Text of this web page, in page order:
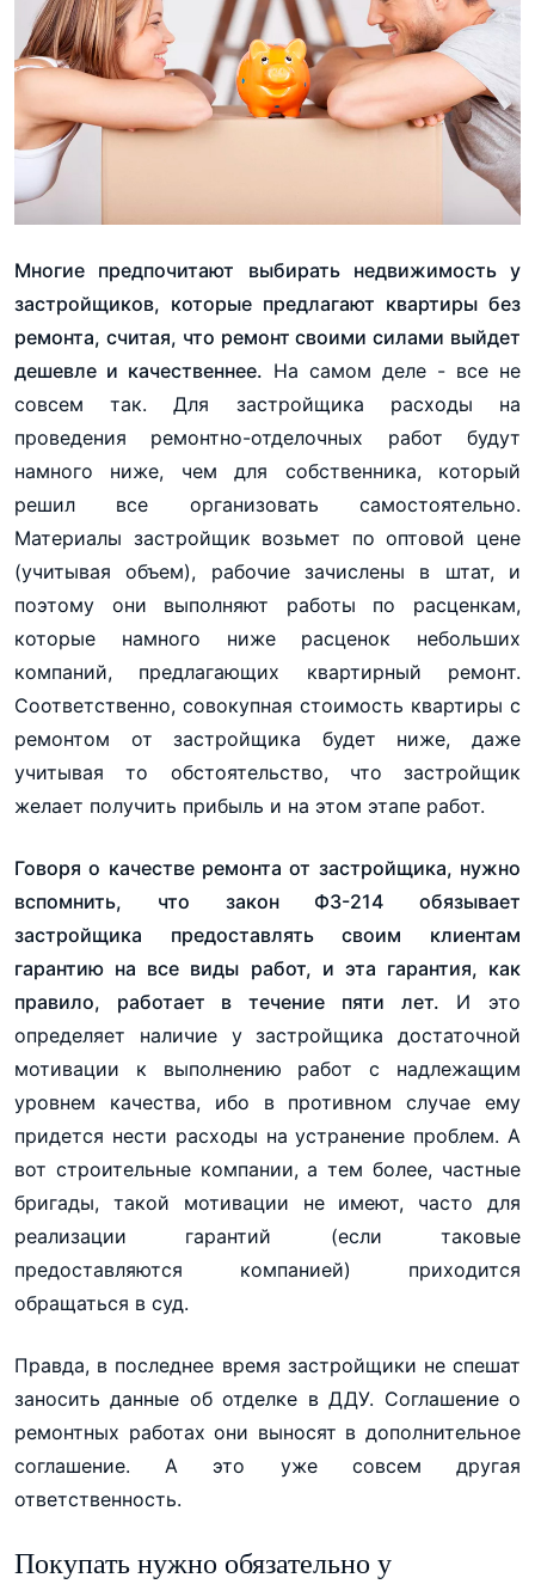
Многие предпочитают выбирать недвижимость у
застройщиков, которые предлагают квартиры без
ремонта, считая, что ремонт своими силами выйдет
дешевле и качественнее. На самом деле - все не
совсем так. Для застройщика расходы на
проведения ремонтно-отделочных работ будут
намного ниже, чем для собственника, который
решил все организовать самостоятельно.
Материалы застройщик возьмет по оптовой цене
(учитывая объем), рабочие зачислены в штат, и
поэтому они выполняют работы по расценкам,
которые намного ниже расценок небольших
компаний, предлагающих квартирный ремонт.
Соответственно, совокупная стоимость квартиры с
ремонтом от застройщика будет ниже, даже
учитывая то обстоятельство, что застройщик
желает получить прибыль и на этом этапе работ.
Говоря о качестве ремонта от застройщика, нужно
вспомнить, что закон ФЗ-214 обязывает
застройщика предоставлять своим клиентам
гарантию на все виды работ, и эта гарантия, как
правило, работает в течение пяти лет. И это
определяет наличие у застройщика достаточной
мотивации к выполнению работ с надлежащим
уровнем качества, ибо в противном случае ему
придется нести расходы на устранение проблем. А
вот строительные компании, а тем более, частные
бригады, такой мотивации не имеют, часто для
реализации гарантий (если таковые
предоставляются компанией) приходится
обращаться в суд.
Правда, в последнее время застройщики не спешат
заносить данные об отделке в ДДУ. Соглашение о
ремонтных работах они выносят в дополнительное
соглашение. А это уже совсем другая
ответственность.
Покупать нужно обязательно у